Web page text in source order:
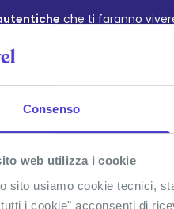
Consenso
web utilizza i cookie
sito usiamo cookie tecnici,
i cookie" acconsenti di
che ti faranno
Alcune esperienze
VEN
NOV
SAB